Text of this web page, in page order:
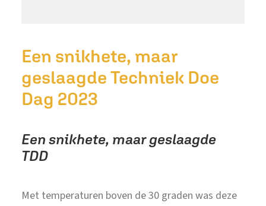
Een snikhete, maar
geslaagde Techniek Doe
Dag 2023
Een snikhete, maar geslaagde
TDD
Met temperaturen boven de 30 graden was deze